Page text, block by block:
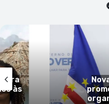
Atualidade
da Polícia Judiciária
combate ao
e modernizar instituição